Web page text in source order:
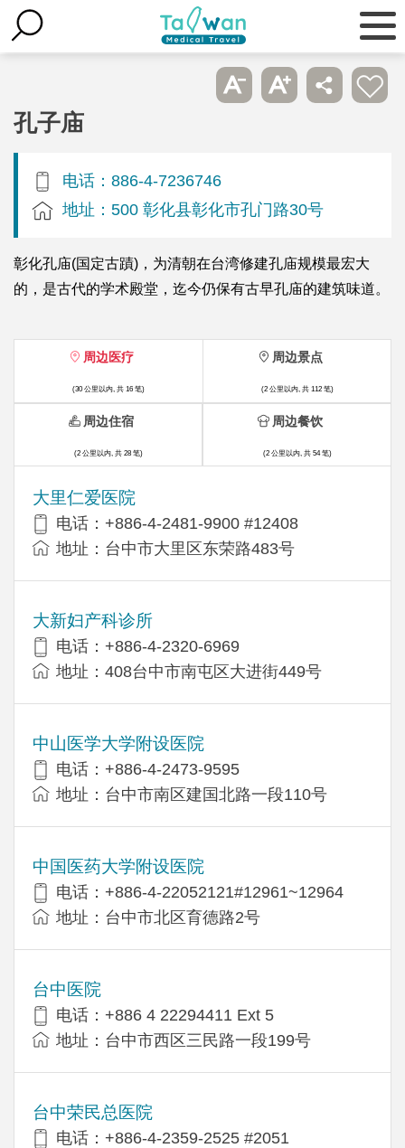
孔子庙
电话：886-4-7236746
地址：500 彰化县彰化市孔门路30号
彰化孔庙(国定古蹟)，为清朝在台湾修建孔庙规模最宏大
的，是古代的学术殿堂，迄今仍保有古早孔庙的建筑味道。
周边医疗
(30 公里以内, 共 16 笔)
大里仁爱医院
电话：+886-4-2481-9900 #12408
地址：台中市大里区东荣路483号
大新妇产科诊所
电话：+886-4-2320-6969
地址：408台中市南屯区大进街449号
中山医学大学附设医院
电话：+886-4-2473-9595
地址：台中市南区建国北路一段110号
中国医药大学附设医院
电话：+886-4-22052121#12961~12964
地址：台中市北区育德路2号
台中医院
电话：+886 4 22294411 Ext 5
地址：台中市西区三民路一段199号
台中荣民总医院
电话：+886-4-2359-2525 #2051
周边景点
(2 公里以内, 共 112 笔)
周边住宿
(2 公里以内, 共 28 笔)
周边餐饮
(2 公里以内, 共 54 笔)